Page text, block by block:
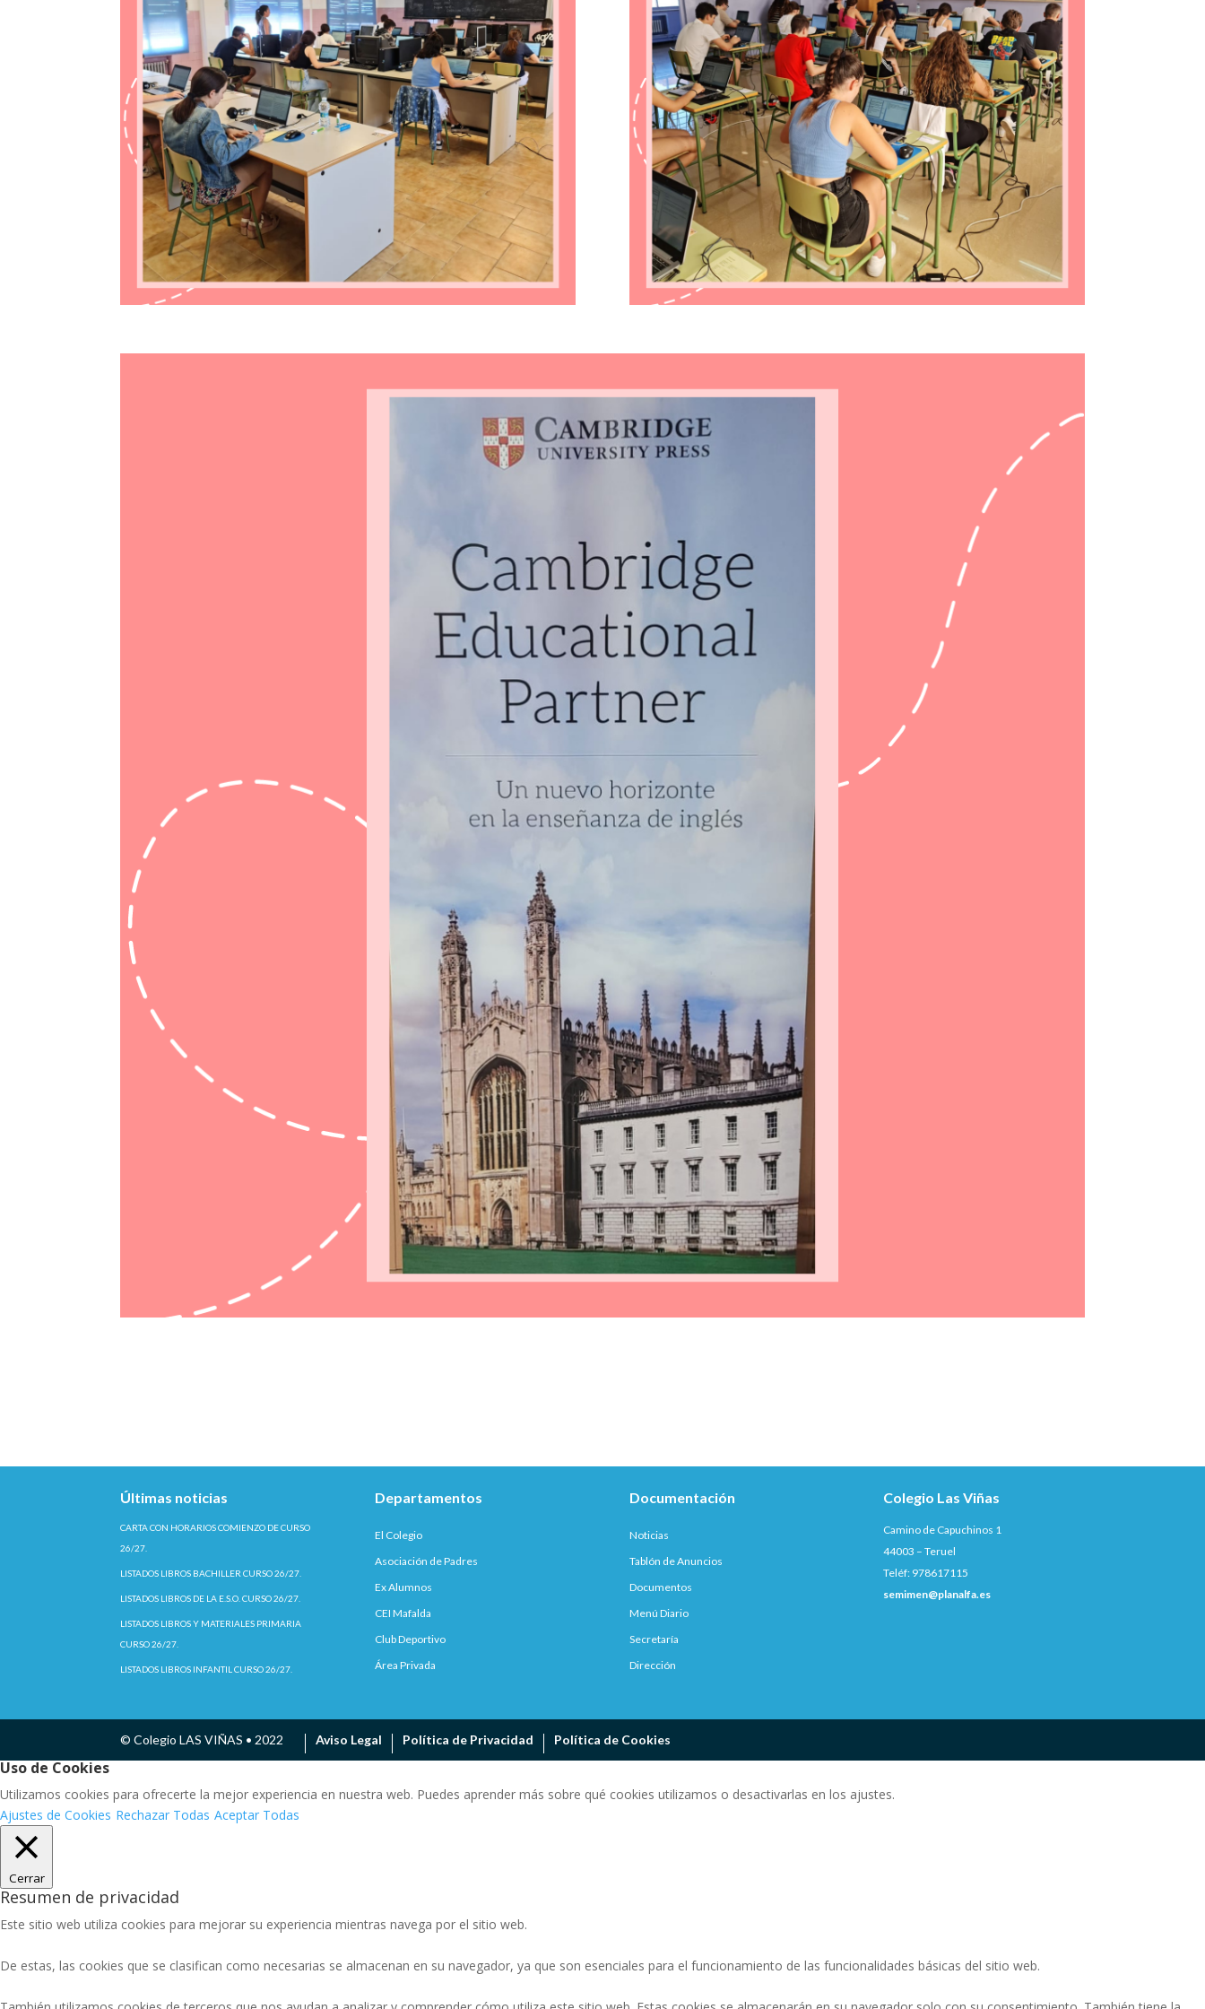
Últimas noticias
CARTA CON HORARIOS COMIENZO DE CURSO
26/27.
LISTADOS LIBROS BACHILLER CURSO 26/27.
LISTADOS LIBROS DE LA E.S.O. CURSO 26/27.
LISTADOS LIBROS Y MATERIALES PRIMARIA
CURSO 26/27.
LISTADOS LIBROS INFANTIL CURSO 26/27.
Departamentos
El Colegio
Asociación de Padres
Ex Alumnos
CEI Mafalda
Club Deportivo
Área Privada
Documentación
Noticias
Tablón de Anuncios
Documentos
Menú Diario
Secretaría
Dirección
Colegio Las Viñas
Camino de Capuchinos 1
44003 – Teruel
Teléf: 978617115
semimen@planalfa.es
© Colegio LAS VIÑAS • 2022 Aviso Legal Política de Privacidad Política de Cookies
Uso de Cookies
Utilizamos cookies para ofrecerte la mejor experiencia en nuestra web. Puedes aprender más sobre qué cookies utilizamos o desactivarlas en los ajustes.
Ajustes de Cookies Rechazar Todas Aceptar Todas
Cerrar
Resumen de privacidad
Este sitio web utiliza cookies para mejorar su experiencia mientras navega por el sitio web.
De estas, las cookies que se clasifican como necesarias se almacenan en su navegador, ya que son esenciales para el funcionamiento de las funcionalidades básicas del sitio web.